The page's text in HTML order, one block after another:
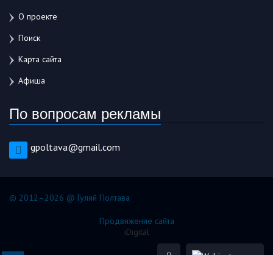
О проекте
Поиск
Карта сайта
Афиша
По вопросам рекламы
gpoltava@gmail.com
© 2012–2026 @ Гуляй Полтава
Продвижение сайта
iDigital